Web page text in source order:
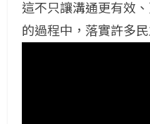
這不只讓溝通更有效
的過程中，落實許多